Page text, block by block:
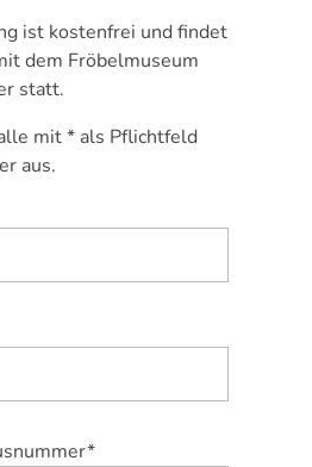
ist kostenfrei und findet
dem Fröbelmuseum
statt.
mit * als Pflichtfeld
aus.